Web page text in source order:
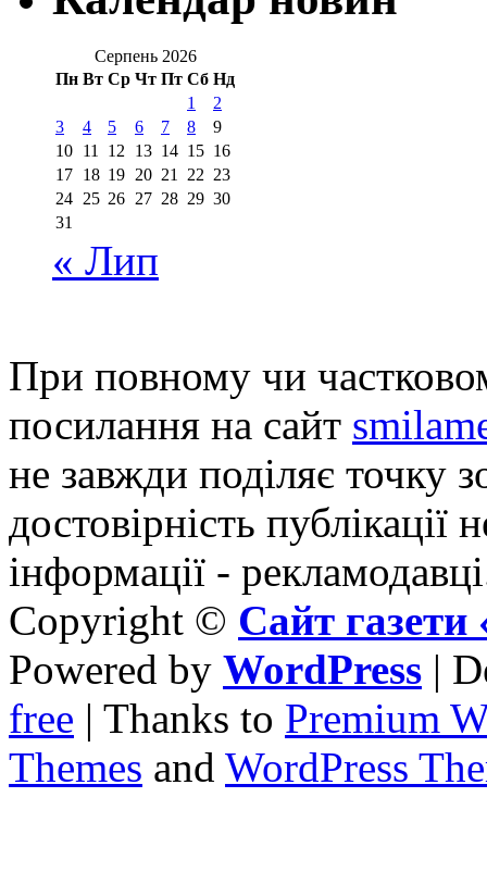
Серпень 2026
Пн Вт Ср Чт Пт Сб Нд
1
2
3
4 5 6 7 8
9
10 11 12 13 14 15 16
17 18 19 20 21 22 23
24 25 26 27 28 29 30
31
« Лип
При повному чи
посилання на сайт
не завжди поділяє точку
достовірність публікації
інформації -
Copyright © Сайт
Powered by WordPress |
free | Thanks to Premium
Themes and WordPress